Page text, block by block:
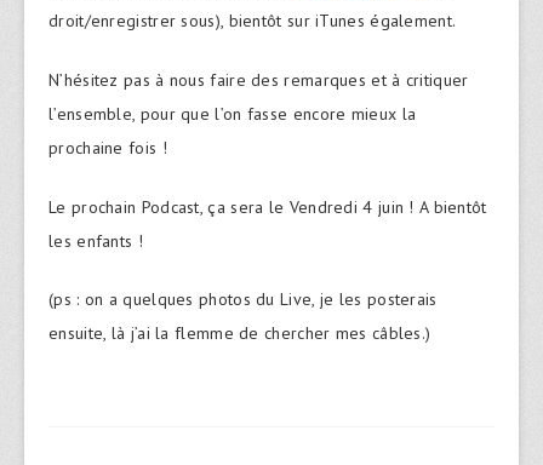
droit/enregistrer sous), bientôt sur iTunes également.
N’hésitez pas à nous faire des remarques et à critiquer
l’ensemble, pour que l’on fasse encore mieux la
prochaine fois !
Le prochain Podcast, ça sera le Vendredi 4 juin ! A bientôt
les enfants !
(ps : on a quelques photos du Live, je les posterais
ensuite, là j’ai la flemme de chercher mes câbles.)